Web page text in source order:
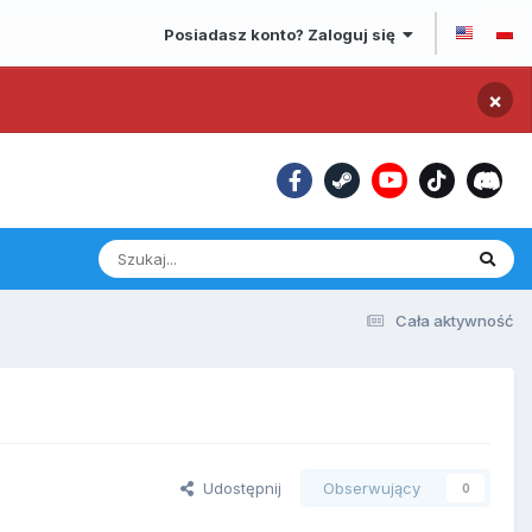
Posiadasz konto? Zaloguj się
×
Cała aktywność
Udostępnij Obserwujący 0